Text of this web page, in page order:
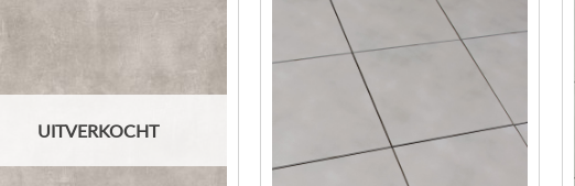
UITVERKOCHT